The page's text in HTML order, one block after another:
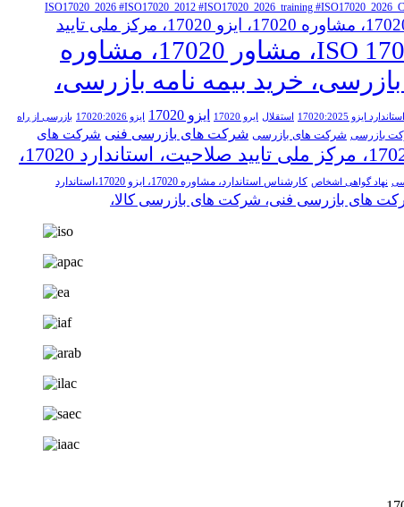
ISO 17020، استاندارد، استاندارد 17020، مشاوره 17020، ایزو 17020، مرکز ملی تایید
ISO 17020، مشاور 17020، مشاوره
خرید تجهیزات بازرسی، خرید بیمه نامه بازرسی،
استاندارد ایزو 17020:2025 استقلال ایرو 17020 ایزو 17020 ایزو 17020:2026
بازرسی از راه
بازرسی شرکت های بازرسی شرکت های بازرسی فنی شرکت های
مشاوره 17020، ایزو 17020، مرکز ملی تایید صلاحیت، استاندارد 17020،
نهاد گواهی اشخاص کارشناس استاندارد، مشاوره 17020، ایزو 17020،استاندارد